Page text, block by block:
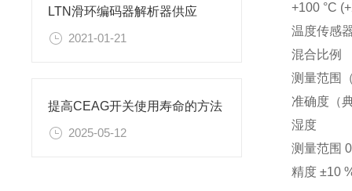
LTN滑环编码器解析器供应
2021-01-21
提高CEAG开关使用寿命的方法
2025-05-12
+100 °C
温度传感
混合比例
测量范围
准确度（
湿度
测量范围
精度 ±10